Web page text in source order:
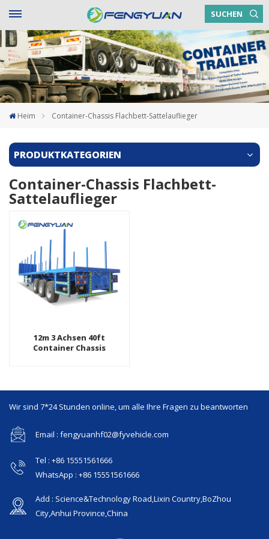
SUCHEN
Heim Container-Chassis Flachbett-Sattelauflieger
PRODUKTKATEGORIEN
Container-Chassis Flachbett-
Sattelauflieger
12m 3 Achsen 40ft
Container Chassis
Wir sind 7*24 Stunden online, um alle Ihre Fragen zu beantworten
Email : fengyuanhf02@fyvehicle.com
Tel : +86 15551561666
WhatsApp : +86 15551561666
Add : Science&Technology Road,Lixin Country,BoZhou
City,Anhui Province,China